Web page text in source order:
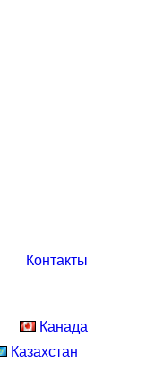
Контакты
Канада
Казахстан